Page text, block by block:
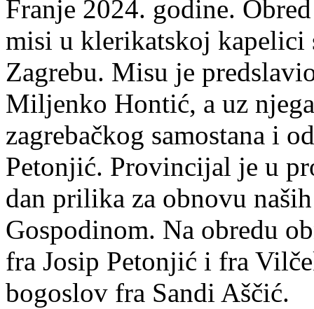
Franje 2024. godine.
misi u klerikatskoj kapelici
Zagrebu. Misu je
Miljenko Hontić, a uz
zagrebačkog samostana i
Petonjić. Provincijal je u
dan prilika za obnovu
Gospodinom. Na obredu
fra Josip Petonjić i fra
bogoslov fra Sandi Aščić.